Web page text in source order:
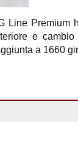
Line Premium
e
a 1660